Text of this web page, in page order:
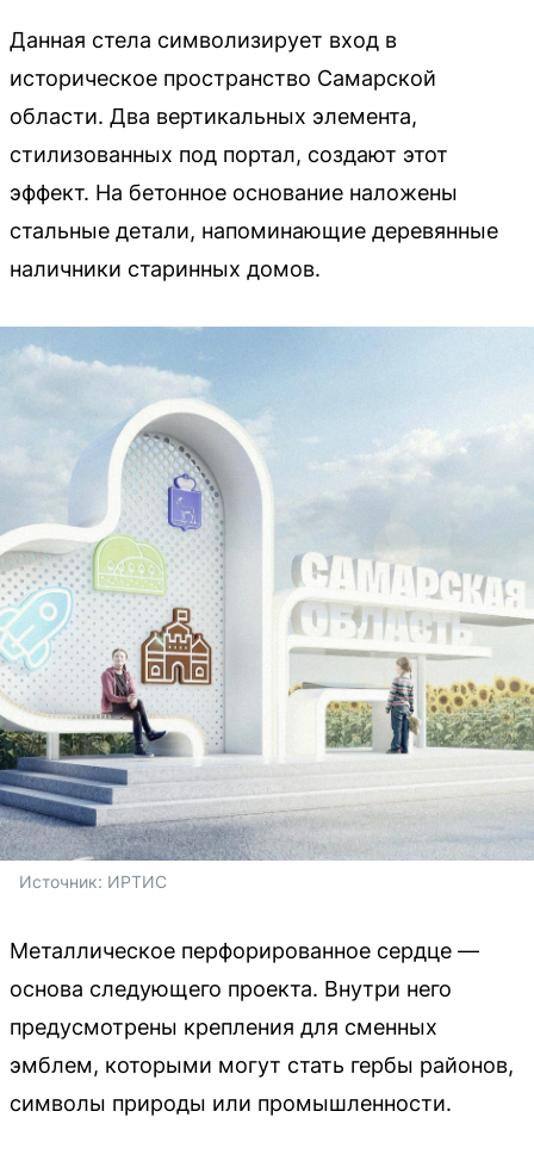
Данная стела символизирует вход в
историческое пространство Самарской
области. Два вертикальных элемента,
стилизованных под портал, создают этот
эффект. На бетонное основание наложены
стальные детали, напоминающие деревянные
наличники старинных домов.
Источник: ИРТИС
Металлическое перфорированное сердце —
основа следующего проекта. Внутри него
предусмотрены крепления для сменных
эмблем, которыми могут стать гербы районов,
символы природы или промышленности.